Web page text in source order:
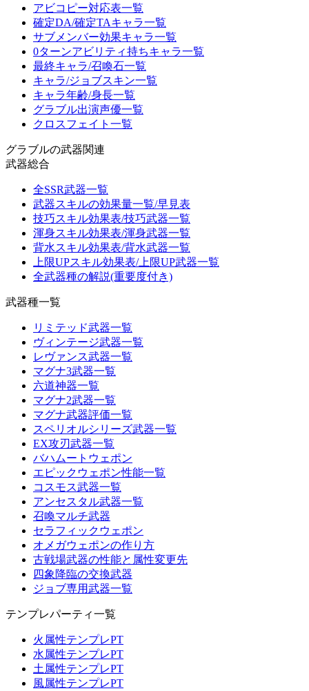
アビコピー対応表一覧
確定DA/確定TAキャラ一覧
サブメンバー効果キャラ一覧
0ターンアビリティ持ちキャラ一覧
最終キャラ/召喚石一覧
キャラ/ジョブスキン一覧
キャラ年齢/身長一覧
グラブル出演声優一覧
クロスフェイト一覧
グラブルの武器関連
武器総合
全SSR武器一覧
武器スキルの効果量一覧/早見表
技巧スキル効果表/技巧武器一覧
渾身スキル効果表/渾身武器一覧
背水スキル効果表/背水武器一覧
上限UPスキル効果表/上限UP武器一覧
全武器種の解説(重要度付き)
武器種一覧
リミテッド武器一覧
ヴィンテージ武器一覧
レヴァンス武器一覧
マグナ3武器一覧
六道神器一覧
マグナ2武器一覧
マグナ武器評価一覧
スペリオルシリーズ武器一覧
EX攻刃武器一覧
バハムートウェポン
エピックウェポン性能一覧
コスモス武器一覧
アンセスタル武器一覧
召喚マルチ武器
セラフィックウェポン
オメガウェポンの作り方
古戦場武器の性能と属性変更先
四象降臨の交換武器
ジョブ専用武器一覧
テンプレパーティ一覧
火属性テンプレPT
水属性テンプレPT
土属性テンプレPT
風属性テンプレPT